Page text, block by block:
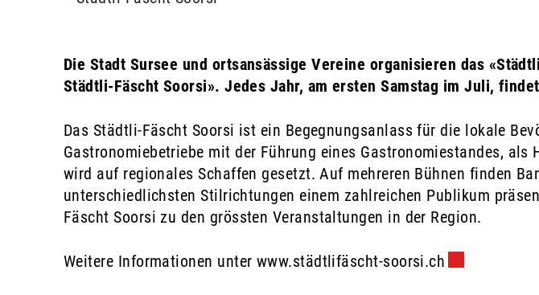
Die Stadt Sursee und ortsansässige Vereine organisieren das
Städtli-Fäscht Soorsi». Jedes Jahr, am ersten Samstag im Juli,
Das Städtli-Fäscht Soorsi ist ein Begegnungsanlass für die lokale
Gastronomiebetriebe mit der Führung eines Gastronomiestandes,
wird auf regionales Schaffen gesetzt. Auf mehreren Bühnen finden
unterschiedlichsten Stilrichtungen einem zahlreichen Publikum
Fäscht Soorsi zu den grössten Veranstaltungen in der Region.
Weitere Informationen unter www.städtlifäscht-soorsi.ch